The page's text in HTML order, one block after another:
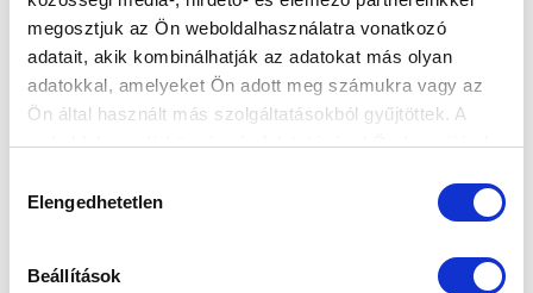
megosztjuk az Ön weboldalhasználatra vonatkozó
adatait, akik kombinálhatják az adatokat más olyan
adatokkal, amelyeket Ön adott meg számukra vagy az
Ön által használt más szolgáltatásokból gyűjtöttek. A
weboldalon való böngészés folytatásával Ön hozzájárul a
kiválasztása
Elengedhetetlen
Beállítások
KÖVETKEZŐ MÉRKŐZÉS
2026-08-09 17:30
SÁNDOR KÁROLY LABDARÚGÓ AKADÉMIA